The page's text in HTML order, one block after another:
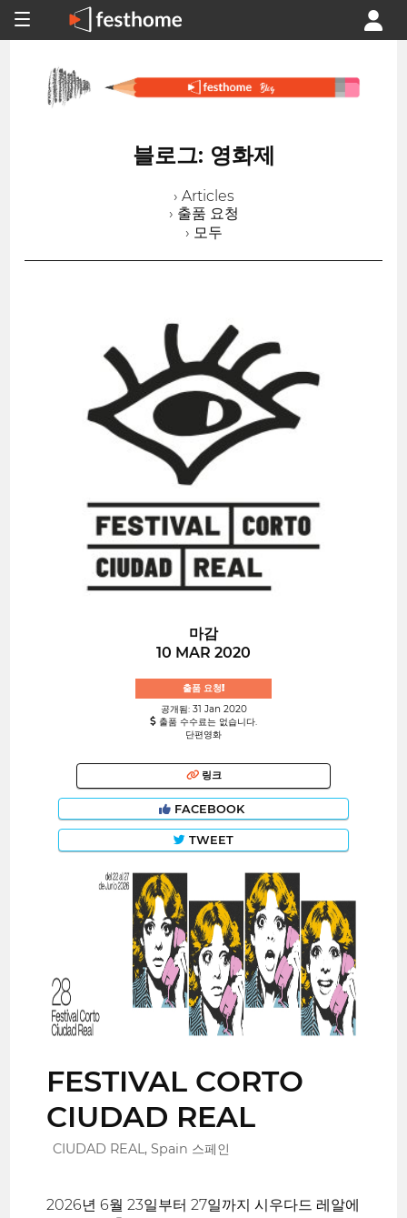
블로그: 영화제
› Articles
› 출품 요청
› 모두
마감
10 MAR 2020
출품 요청!
공개됨: 31 Jan 2020
출품 수수료는 없습니다.
단편영화
링크
FACEBOOK
TWEET
FESTIVAL CORTO
CIUDAD REAL
CIUDAD REAL, Spain 스페인
2026년 6월 23일부터 27일까지 시우다드 레알에